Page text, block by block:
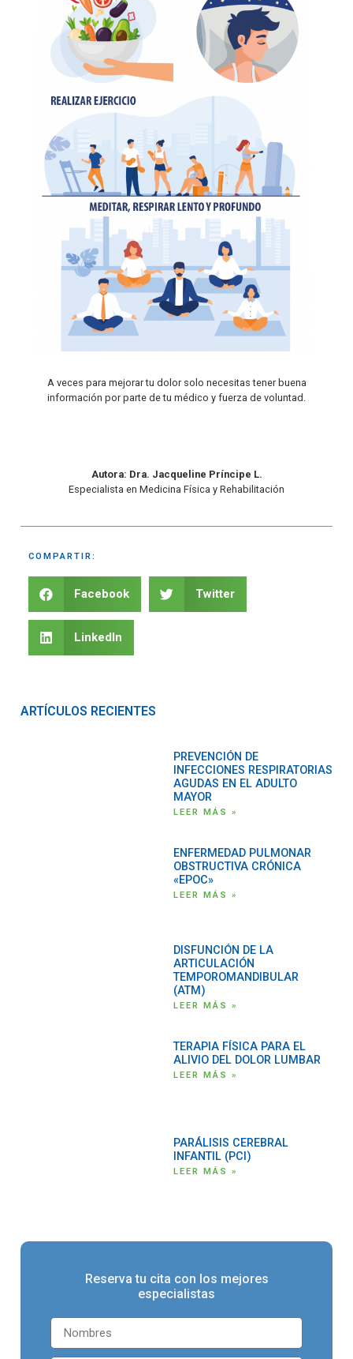
A veces para mejorar tu dolor solo necesitas tener buena
información por parte de tu médico y fuerza de voluntad.
Autora: Dra. Jacqueline Príncipe L.
Especialista en Medicina Física y Rehabilitación
COMPARTIR:
Facebook Twitter
LinkedIn
ARTÍCULOS RECIENTES
PREVENCIÓN DE
INFECCIONES RESPIRATORIAS
AGUDAS EN EL ADULTO
MAYOR
LEER MÁS »
ENFERMEDAD PULMONAR
OBSTRUCTIVA CRÓNICA
«EPOC»
LEER MÁS »
DISFUNCIÓN DE LA
ARTICULACIÓN
TEMPOROMANDIBULAR
(ATM)
LEER MÁS »
TERAPIA FÍSICA PARA EL
ALIVIO DEL DOLOR LUMBAR
LEER MÁS »
PARÁLISIS CEREBRAL
INFANTIL (PCI)
LEER MÁS »
Reserva tu cita con los mejores
especialistas